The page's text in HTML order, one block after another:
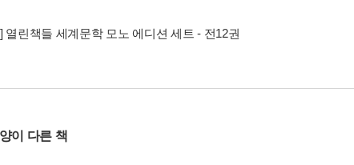
열린책들 세계문학 모노 에디션 세트 - 전12권
이 다른 책